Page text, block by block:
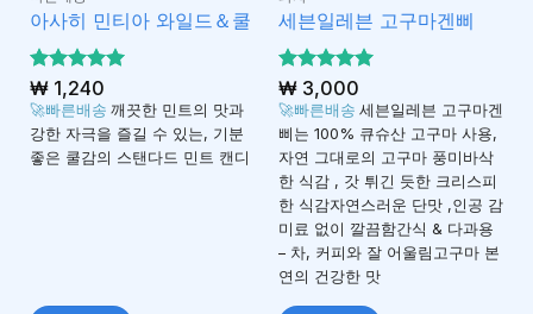
아사히 민티아 와일드＆쿨
5 중에서
4.93로 평
가됨
₩1,240
🚀빠른배송 깨끗한 민트의 맛과
강한 자극을 즐길 수 있는, 기분
좋은 쿨감의 스탠다드 민트 캔디
세븐일레븐 고구마겐삐
5 중에서
5로 평가
됨
₩3,000
🚀빠른배송 세븐일레븐 고구마겐
삐는 100% 큐슈산 고구마 사용,
자연 그대로의 고구마 풍미바삭
한 식감 , 갓 튀긴 듯한 크리스피
한 식감자연스러운 단맛 ,인공 감
미료 없이 깔끔함간식 & 다과용
– 차, 커피와 잘 어울림고구마 본
연의 건강한 맛